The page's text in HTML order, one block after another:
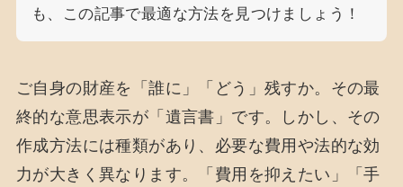
も、この記事で最適な方法を見つけましょう！
ご自身の財産を「誰に」「どう」残すか。その最
終的な意思表示が「遺言書」です。しかし、その
作成方法には種類があり、必要な費用や法的な効
力が大きく異なります。「費用を抑えたい」「手